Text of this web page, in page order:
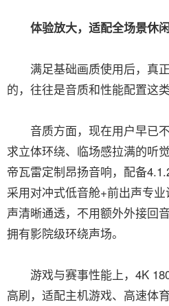
体验放大，适配全场景休
满足基础画质使用后，真
的，往往是音质和性能配置这类
音质方面，现在用户早已不
求立体环绕、临场感拉满的听
帝瓦雷定制昂扬音响，配备
采用对冲式低音舱+前出声专
声清晰通透，不用额外外接回
拥有影院级环绕声场。
游戏与赛事性能上，4K
高刷，适配主机游戏、高速体